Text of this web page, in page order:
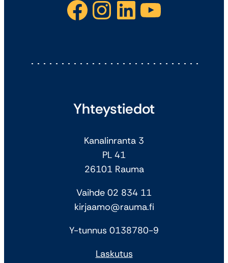
Facebook Instagram LinkedIn YouTube
Yhteystiedot
Kanalinranta 3
PL 41
26101 Rauma
Vaihde 02 834 11
kirjaamo@rauma.fi
Y-tunnus 0138780-9
Laskutus